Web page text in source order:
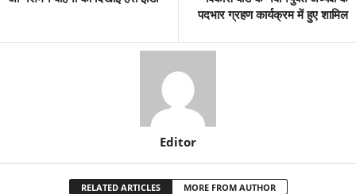
पदभार ग्रहण कार्यक्रम में हुए शामिल
Editor
RELATED ARTICLES MORE FROM AUTHOR